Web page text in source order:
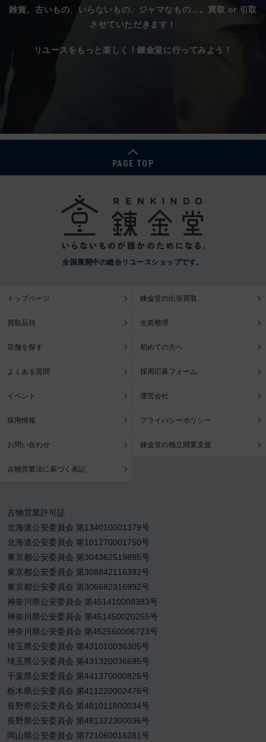
雑貨、古いもの、いらないもの、ジャマなもの…。 買取 or 引取
させていただきます！
リユースをもっと楽しく！錬金堂に行ってみよう！
PAGE TOP
全国展開中の総合リユースショップです。
トップページ 錬金堂の出張買取
買取品目 生前整理
店舗を探す 初めての方へ
よくある質問 採用応募フォーム
イベント 運営会社
採用情報 プライバシーポリシー
お問い合わせ 錬金堂の独立開業支援
古物営業法に基づく表記
古物営業許可証
北海道公安委員会 第134010001379号
北海道公安委員会 第101270001750号
東京都公安委員会 第304362519895号
東京都公安委員会 第308842116392号
東京都公安委員会 第306682316992号
神奈川県公安委員会 第451410008383号
神奈川県公安委員会 第451450020255号
神奈川県公安委員会 第452560006723号
埼玉県公安委員会 第431010036305号
埼玉県公安委員会 第431320036695号
千葉県公安委員会 第441370000825号
栃木県公安委員会 第411220002476号
長野県公安委員会 第481011800034号
長野県公安委員会 第481322300036号
岡山県公安委員会 第721060016281号